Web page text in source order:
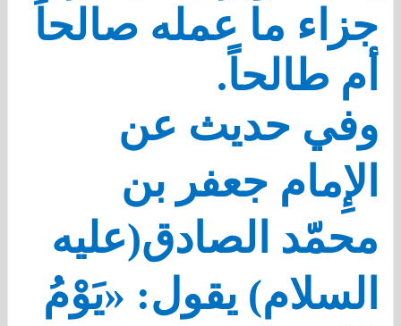
جزاء ما عمله صالحاً
أم طالحاً.
وفي حديث عن
الإِمام جعفر بن
محمّد الصادق(عليه
السلام) يقول: «يَوْمُ